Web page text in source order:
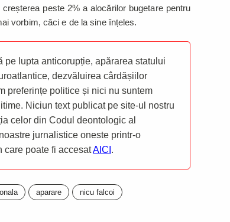
peste 2% a alocărilor bugetare pentru
vorbim, căci e de la sine înțeles.
pe lupta anticorupție, apărarea statului
dezvăluirea cârdășiilor
preferințe politice și nici nu suntem
Niciun text publicat pe site-ul nostru
celor din Codul deontologic al
jurnalistice oneste printr-o
care poate fi accesatAICI .
aparare nicu falcoi